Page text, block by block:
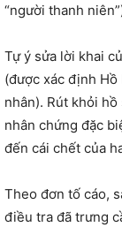
“người thanh
Tự ý sửa lời khai
(được xác định Hồ
nhân). Rút khỏi
nhân chứng đặc
đến cái chết của
Theo đơn tố cáo,
điều tra đã trưng